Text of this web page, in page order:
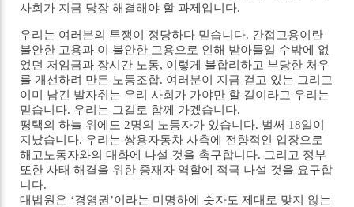
사회가 지금 당장 해결해야 할 과제입니다.
우리는 여러분의 투쟁이 정당하다 믿습니다. 간접고용이란
불안한 고용과 이 불안한 고용으로 인해 받아들일 수밖에 없
었던 저임금과 장시간 노동, 이렇게 불합리하고 부당한 처우
를 개선하려 만든 노동조합. 여러분이 지금 걷고 있는 그리고
이미 남긴 발자취는 우리 사회가 가야만 할 길이라고 우리는
믿습니다. 우리는 그길로 함께 가겠습니다.
평택의 하늘 위에도 2명의 노동자가 있습니다. 벌써 18일이
지났습니다. 우리는 쌍용자동차 사측에 전향적인 입장으로
해고노동자와의 대화에 나설 것을 촉구합니다. 그리고 정부
또한 사태 해결을 위한 중재자 역할에 적극 나설 것을 요구합
니다.
대법원은 ‘경영권’이라는 미명하에 숫자도 제대로 맞지 않는